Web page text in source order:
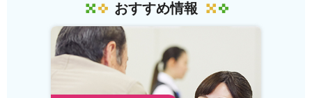
おすすめ情報